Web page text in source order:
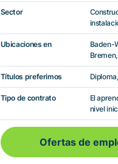
Sector
Ubicaciones en
Baden-
Títulos preferimos
Tipo de contrato
El
nivel
Ofertas de